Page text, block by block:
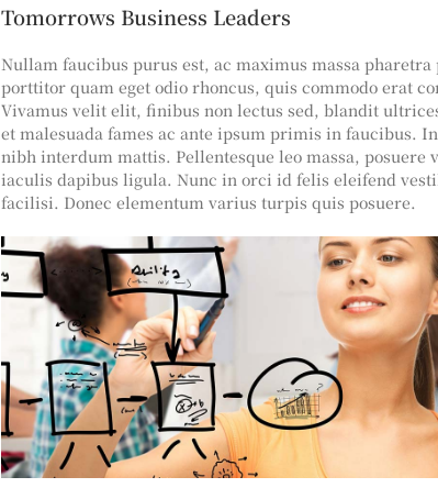
Tomorrows Business Leaders
Nullam faucibus purus est, ac maximus massa pharetra
porttitor quam eget odio rhoncus, quis commodo erat
Vivamus velit elit, finibus non lectus sed, blandit
et malesuada fames ac ante ipsum primis in faucibus.
nibh interdum mattis. Pellentesque leo massa, posuere
iaculis dapibus ligula. Nunc in orci id felis eleifend
facilisi. Donec elementum varius turpis quis posuere.